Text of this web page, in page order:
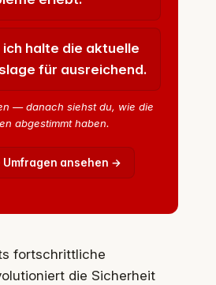
ich halte die aktuelle
für ausreichend.
abgestimmt haben.
Umfragen ansehen →
fortschrittliche
die Sicherheit